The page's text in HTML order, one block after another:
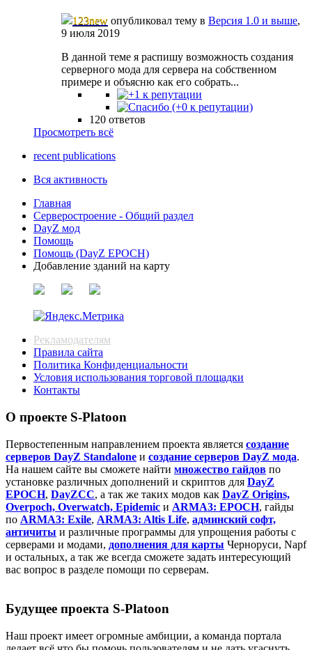
123new опубликовал тему в Версия 1.0 и выше,
9 июля 2019
В данной теме я распишу возможность создания
серверного мода для сервера на собственном
примере и объясню как его собрать...
120 ответов
Просмотреть всё
recent publications
Вся активность
Главная
Серверостроение - Общий раздел
DayZ мод
Помощь
Помощь (DayZ EPOCH)
Добавление зданий на карту
Рекламодателям
Правила сайта
Политика Конфиденциальности
Условия использования торговой площадки
Контакты
О проекте S-Platoon
Первостепенным направлением проекта является создание
серверов DayZ Standalone и создание серверов DayZ мода.
На нашем сайте вы сможете найти множество гайдов по
установке различных дополнений и скриптов для DayZ
EPOCH, DayZCC, а так же таких модов как DayZ Origins,
Overpoch, Overwatch, Epidemic и ARMA3: EPOCH, гайды
по ARMA3: Exile, ARMA3: Altis Life, админский софт,
античиты и различные программы для упрощения работы с
серверами и модами, дополнения для карты Черноруси, Napf
и остальных, а так же всегда сможете задать интересующий
вас вопрос в разделе помощи по серверам.
Будущее проекта S-Platoon
Наш проект имеет огромные амбиции, а команда портала